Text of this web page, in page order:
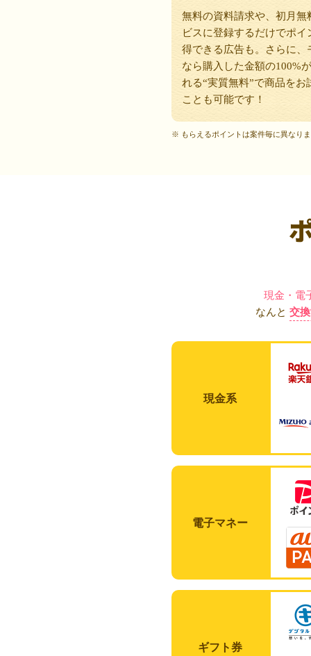
無料の資料請求や、初月無
ビスに登録するだけでポイ
得できる広告も。さらに、
なら購入した金額の100%
れる“実質無料”で商品をお
ことも可能です！
※ もらえるポイントは案件毎に異なり
現金・電
なんと 交
現金系
電子マネー
ギフト券